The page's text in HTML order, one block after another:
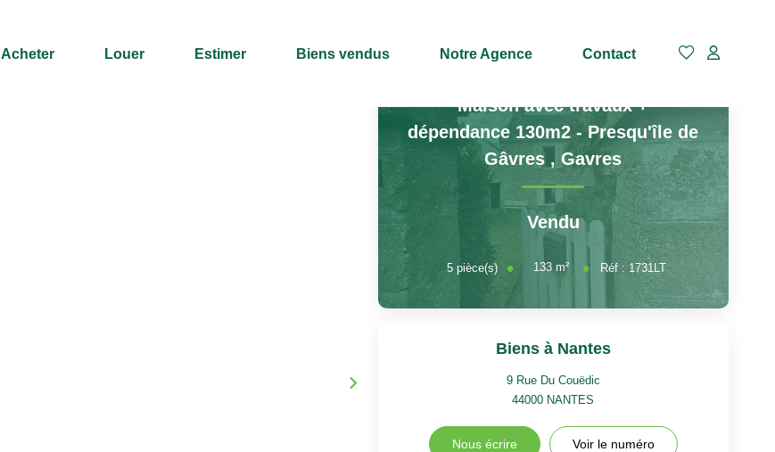
Acheter Louer Estimer Biens vendus Notre Agence Contact
Maison avec travaux +
dépendance 130m2 - Presqu'île de
Gâvres ,Gavres
Vendu
5pièce(s) 133m² Réf :1731LT
Biens à Nantes
9 Rue Du Couëdic
44000 NANTES
Nous écrire Voir le numéro